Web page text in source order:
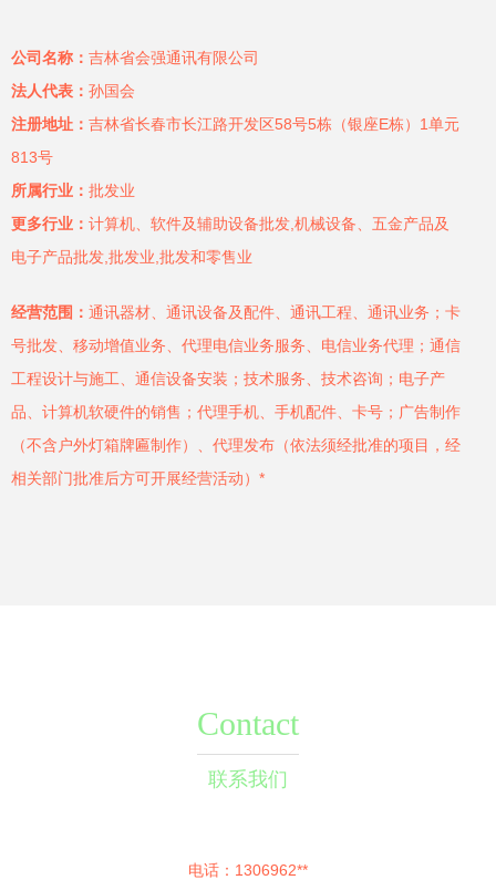
公司名称： 吉林省会强通讯有限公司
法人代表： 孙国会
注册地址： 吉林省长春市长江路开发区58号5栋（银座E栋）1单元
813号
所属行业： 批发业
更多行业： 计算机、软件及辅助设备批发,机械设备、五金产品及
电子产品批发,批发业,批发和零售业
经营范围： 通讯器材、通讯设备及配件、通讯工程、通讯业务；卡
号批发、移动增值业务、代理电信业务服务、电信业务代理；通信
工程设计与施工、通信设备安装；技术服务、技术咨询；电子产
品、计算机软硬件的销售；代理手机、手机配件、卡号；广告制作
（不含户外灯箱牌匾制作）、代理发布（依法须经批准的项目，经
相关部门批准后方可开展经营活动）*
Contact
联系我们
电话：1306962**